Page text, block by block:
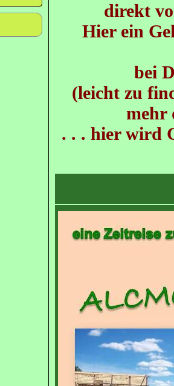
direkt
Hier ein
bei
(leicht zu
. . . hier wird